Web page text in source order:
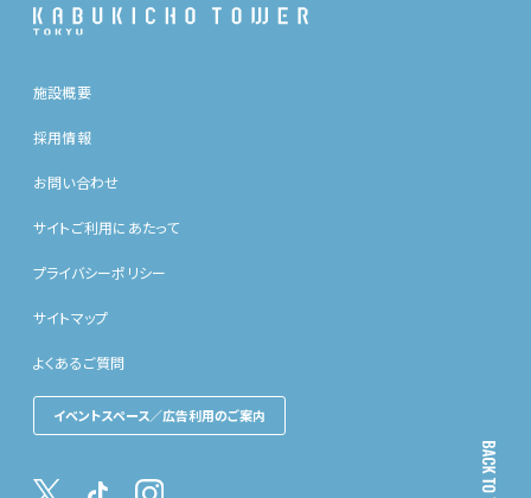
施設概要
採用情報
お問い合わせ
サイトご利用にあたって
プライバシーポリシー
サイトマップ
よくあるご質問
イベントスペース／広告利用のご案内